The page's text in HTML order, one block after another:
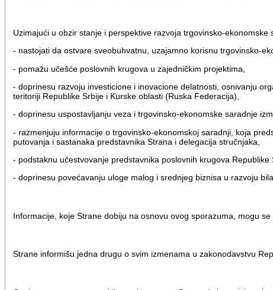
Uzimajući u obzir stanje i perspektive razvoja trgovinsko-
- nastojati da ostvare sveobuhvatnu, uzajamno korisnu trgovinsko-
- pomažu učešće poslovnih krugova u zajedničkim projektima,
- doprinesu razvoju investicione i inovacione delatnosti, osnivanju
teritoriji Republike Srbije i Kurske oblasti (Ruska Federacija),
- doprinesu uspostavljanju veza i trgovinsko-ekonomske saradnje
- razmenjuju informacije o trgovinsko-ekonomskoj saradnji, koja
putovanja i sastanaka predstavnika Strana i delegacija stručnjaka,
- podstaknu učestvovanje predstavnika poslovnih krugova
- doprinesu povećavanju uloge malog i srednjeg biznisa u razvoju
Informacije, koje Strane dobiju na osnovu ovog sporazuma, mogu
Strane informišu jedna drugu o svim izmenama u zakonodavstvu